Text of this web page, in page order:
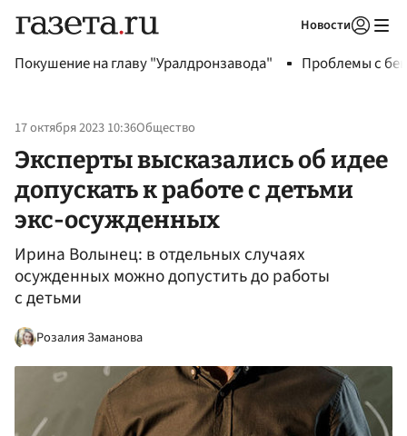
Новости
Покушение на главу "Уралдронзавода" Проблемы с
17 октября 2023 10:36Общество
Эксперты высказались об идее
допускать к работе с детьми
экс-осужденных
Ирина Волынец: в отдельных случаях
осужденных можно допустить до работы
с детьми
Розалия Заманова